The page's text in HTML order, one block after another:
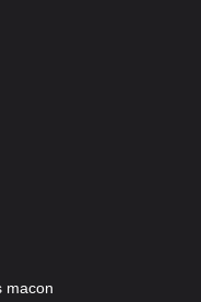
macon